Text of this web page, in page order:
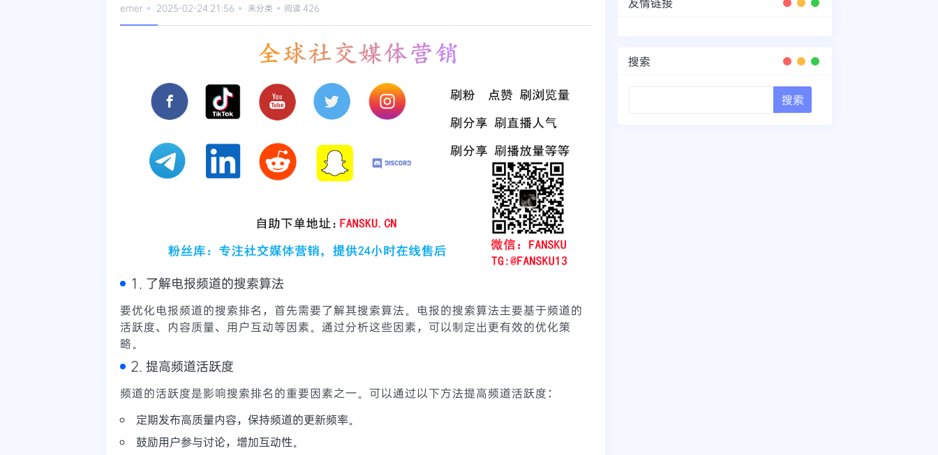
emer 2025-02-24 21:56 未分类 阅读 426
1. 了解电报频道的搜索算法
要优化电报频道的搜索排名，首先需要了解其搜索算法。电报的搜索算法主要基于频道的
活跃度、内容质量、用户互动等因素。通过分析这些因素，可以制定出更有效的优化策
略。
2. 提高频道活跃度
频道的活跃度是影响搜索排名的重要因素之一。可以通过以下方法提高频道活跃度：
定期发布高质量内容，保持频道的更新频率。
鼓励用户参与讨论，增加互动性。
搜索